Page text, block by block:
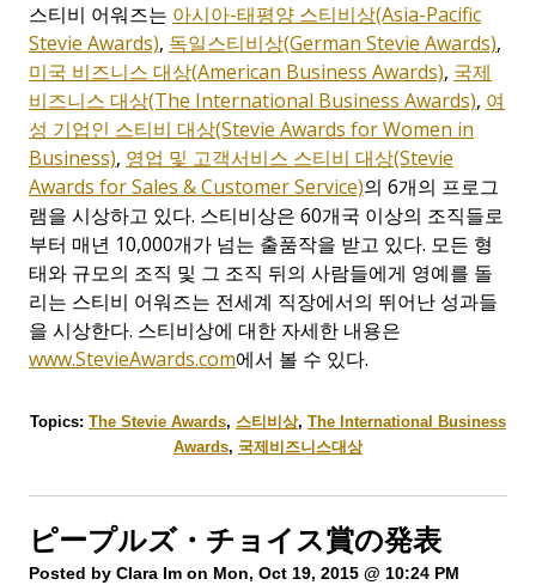
스티비 어워즈는 아시아-태평양 스티비상(Asia-Pacific
Stevie Awards), 독일스티비상(German Stevie Awards),
미국 비즈니스 대상(American Business Awards), 국제
비즈니스 대상(The International Business Awards), 여
성 기업인 스티비 대상(Stevie Awards for Women in
Business), 영업 및 고객서비스 스티비 대상(Stevie
Awards for Sales & Customer Service)의 6개의 프로그
램을 시상하고 있다. 스티비상은 60개국 이상의 조직들로
부터 매년 10,000개가 넘는 출품작을 받고 있다. 모든 형
태와 규모의 조직 및 그 조직 뒤의 사람들에게 영예를 돌
리는 스티비 어워즈는 전세계 직장에서의 뛰어난 성과들
을 시상한다. 스티비상에 대한 자세한 내용은
www.StevieAwards.com에서 볼 수 있다.
Topics: The Stevie Awards, 스티비상, The International Business
Awards, 국제비즈니스대상
ピープルズ・チョイス賞の発表
Posted by Clara Im on Mon, Oct 19, 2015 @ 10:24 PM